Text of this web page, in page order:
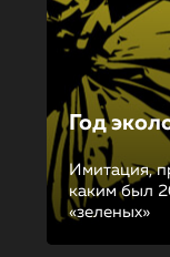
Год
Имитация,
каким был
«зеленых»